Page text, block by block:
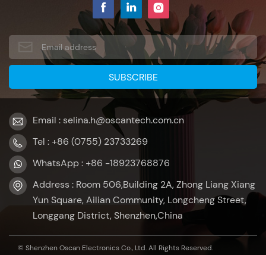
Email : selina.h@oscantech.com.cn
Tel : +86 (0755) 23733269
WhatsApp : +86 -18923768876
Address : Room 506,Building 2A, Zhong Liang Xiang
Yun Square, Ailian Community, Longcheng Street,
Longgang District, Shenzhen,China
© Shenzhen Oscan Electronics Co., Ltd. All Rights Reserved.